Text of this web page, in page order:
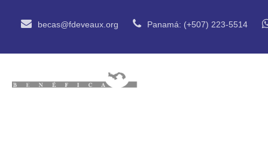
becas@fdeveaux.org Panamá: (+507) 223-5514